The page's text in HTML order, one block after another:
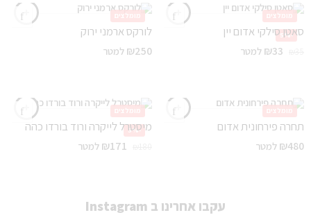
מומלצים
-5%
סאטן סילקי אדום יין
₪33 למטר
מומלצים
לורקס ארמני ירוק
₪250 למטר
מומלצים
תחרה פירחונית אדום
₪480 למטר
מומלצים
-5%
מיסטרל לייקרה ורוד בורדו כהה
₪171 למטר
עקבו אחרינו ב Instagram